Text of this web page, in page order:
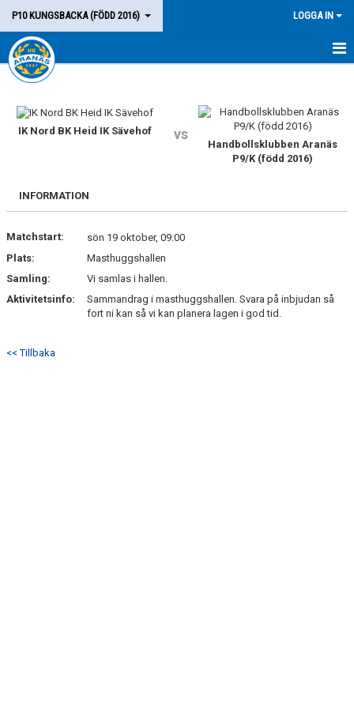
P10 KUNGSBACKA (FÖDD 2016) LOGGA IN
HEM
LAGET
KONTAKT
IK Nord BK Heid IK Sävehof vs
Handbollsklubben Aranäs
P9/K (född 2016)
INFORMATION
Matchstart:
sön 19 oktober, 09:00
Plats:
Masthuggshallen
Samling:
Vi samlas i hallen.
Aktivitetsinfo:
Sammandrag i masthuggshallen. Svara på inbjudan så
fort ni kan så vi kan planera lagen i god tid.
<< Tillbaka